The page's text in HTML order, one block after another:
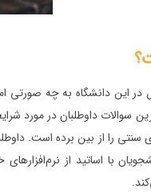
این دانشگاه به چه صورتی
سوالات داوطلبان در مورد
را از بین برده است.
با اساتید از